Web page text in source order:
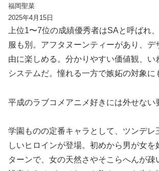
福岡聖菜
2025年4月15日
上位1〜7位の成績優秀者はSAと呼ばれ
服も別。アフタヌーンティーがあり、デ
由に楽しめる。分かりやすい価値観、い
システムだ。憧れる一方で嫉妬の対象に
平成のラブコメアニメ好きには外せない
学園ものの定番キャラとして、ツンデレ
しいヒロインが登場。初めから男が女を
ターンで、女の天然さやそこらへんが疎